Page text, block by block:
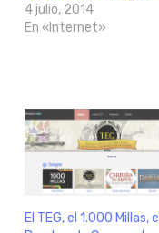
4 julio, 2014
En «Internet»
El TEG, el 1.000 Millas, el